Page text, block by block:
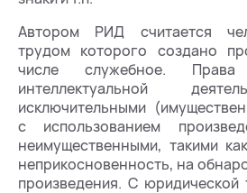
Автором РИД считается
трудом которого создано
числе служебное.
интеллектуальной
исключительными
с использованием
неимущественными, такими
неприкосновенность, на
произведения. С юридической